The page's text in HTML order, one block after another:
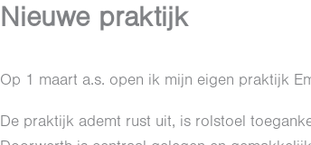
Nieuwe praktijk
Op 1 maart a.s. open ik mijn eigen praktijk
De praktijk ademt rust uit, is rolstoel